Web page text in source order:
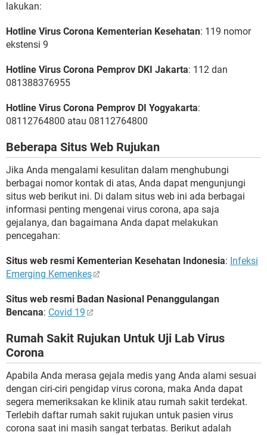
lakukan:
Hotline Virus Corona Kementerian Kesehatan: 119 nomor
ekstensi 9
Hotline Virus Corona Pemprov DKI Jakarta: 112 dan
081388376955
Hotline Virus Corona Pemprov DI Yogyakarta:
08112764800 atau 08112764800
Beberapa Situs Web Rujukan
Jika Anda mengalami kesulitan dalam menghubungi
berbagai nomor kontak di atas, Anda dapat mengunjungi
situs web berikut ini. Di dalam situs web ini ada berbagai
informasi penting mengenai virus corona, apa saja
gejalanya, dan bagaimana Anda dapat melakukan
pencegahan:
Situs web resmi Kementerian Kesehatan Indonesia: Infeksi
Emerging Kemenkes
Situs web resmi Badan Nasional Penanggulangan
Bencana: Covid 19
Rumah Sakit Rujukan Untuk Uji Lab Virus
Corona
Apabila Anda merasa gejala medis yang Anda alami sesuai
dengan ciri-ciri pengidap virus corona, maka Anda dapat
segera memeriksakan ke klinik atau rumah sakit terdekat.
Terlebih daftar rumah sakit rujukan untuk pasien virus
corona saat ini masih sangat terbatas. Berikut adalah